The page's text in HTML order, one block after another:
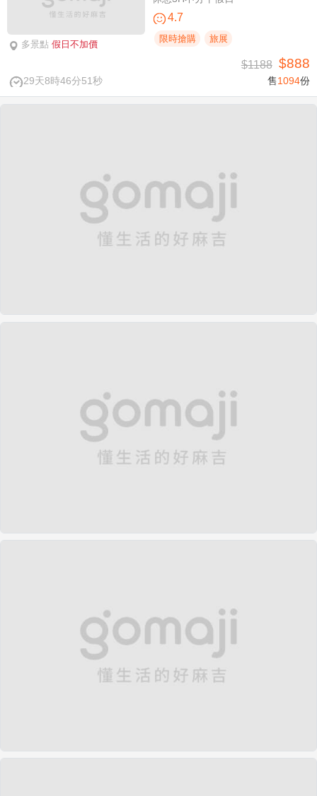
多景點 假日不加價
4.7
限時搶購 旅展
29天8時46分50秒
$1188 $888
售1094份